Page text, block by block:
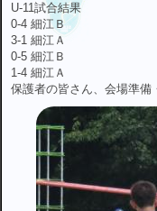
U-11試合結果
0-4 細江Ｂ
3-1 細江Ａ
0-5 細江Ｂ
1-4 細江Ａ
保護者の皆さん、会場準備